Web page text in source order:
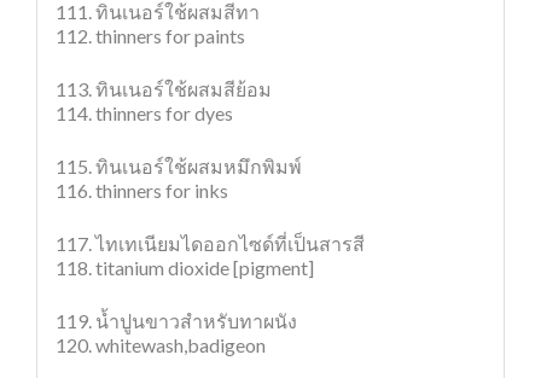
111. ทินเนอร์ใช้ผสมสีทา
112. thinners for paints
113. ทินเนอร์ใช้ผสมสีย้อม
114. thinners for dyes
115. ทินเนอร์ใช้ผสมหมึกพิมพ์
116. thinners for inks
117. ไทเทเนียมไดออกไซด์ที่เป็นสารสี
118. titanium dioxide [pigment]
119. น้ำปูนขาวสำหรับทาผนัง
120. whitewash,badigeon